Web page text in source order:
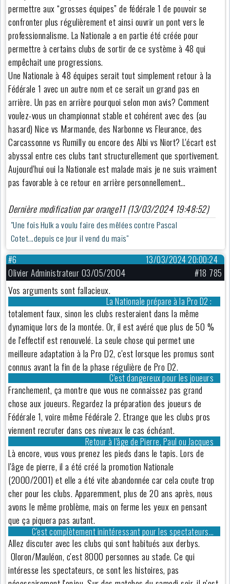
permettre aux “grosses équipes” de fédérale 1 de pouvoir se
confronter plus régulièrement et ainsi ouvrir un pont vers le
professionnalisme. La Nationale a en partie été créée pour
permettre à certains clubs de sortir de ce système à 48 qui
empêchait une progressions.
Une Nationale à 48 équipes serait tout simplement retour à la
Fédérale 1 avec un autre nom et ce serait un grand pas en
arrière. Un pas en arrière pourquoi selon mon avis? Comment
voulez-vous un championnat stable et cohérent avec des (au
hasard) Nice vs Marmande, des Narbonne vs Fleurance, des
Carcassonne vs Rumilly ou encore des Albi vs Niort? L'écart est
abyssal entre ces clubs tant structurellement que sportivement.
Aujourd'hui oui la Nationale est malade mais je ne suis vraiment
pas favorable à ce retour en arrière personnellement…
Dernière modification par orange11 (13/03/2024 19:48:52)
"Une fois Hulk a voulu faire des mêlées contre Pascal
Cotet...depuis ce jour il vend du maïs"
13/03/2024 20:00:24
#6
Olivier Administrateur 03/05/2004
#18 785
Vos arguments sont fallacieux.
La Nationale prépare à la Pro D2 :
totalement faux, sinon les clubs resteraient dans la même
dynamique lors de la montée. Or, il est avéré que plus de 50 %
de l'effectif est renouvelé. La seule chose qui permet une
meilleure adaptation à la Pro D2, c'est lorsque les promus sont
connus avant la fin de la phase régulière de Pro D2.
C'est dangereux pour les joueurs
Franchement, ça montre que vous ne connaissez pas grand
chose aux joueurs. Regardez la préparation des joueurs de
Fédérale 1, voire même Fédérale 2. Etrange que les clubs pros
viennent recruter dans ces niveaux le cas échéant.
Retour à l'âge de Pierre, Paul ou Jacques
Là encore, vous vous prenez les pieds dans le tapis. Lors de
l'âge de pierre, il a été créé la promotion Nationale
(2000/2001) et elle a été vite abandonnée car cela coute trop
cher pour les clubs. Apparemment, plus de 20 ans après, nous
avons le même problème, mais on ferme les yeux en pensant
que ça piquera pas autant.
C'est complètement inintéressant pour les spectateurs…
Allez discuter avec les clubs qui sont habitués aux derbys.
Oloron/Mauléon, c'est 8000 personnes au stade. Ce qui
intéresse les spectateurs, ce sont les histoires, pas